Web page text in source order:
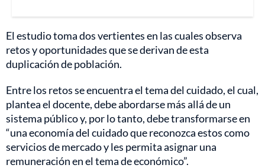
El estudio toma dos vertientes en las cuales observa
retos y oportunidades que se derivan de esta
duplicación de población.
Entre los retos se encuentra el tema del cuidado, el cual,
plantea el docente, debe abordarse más allá de un
sistema público y, por lo tanto, debe transformarse en
“una economía del cuidado que reconozca estos como
servicios de mercado y les permita asignar una
remuneración en el tema de económico”.